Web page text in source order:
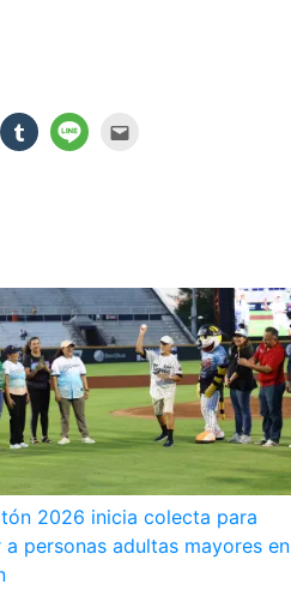
2026 inicia colecta para
a personas adultas mayores en